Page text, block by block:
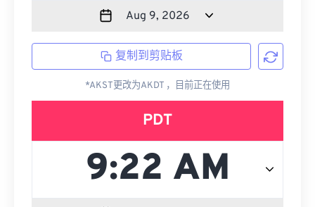
复制到剪贴板
*AKST更改为AKDT ，目前正在使用
PDT